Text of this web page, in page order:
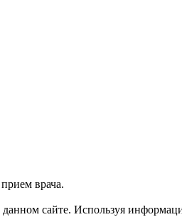
врача.
сайте. Используя